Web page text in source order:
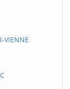
ViENNE